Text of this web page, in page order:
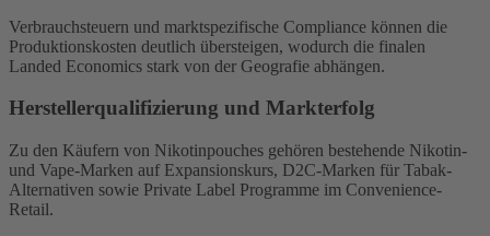
Verbrauchsteuern und marktspezifische Compliance können die
Produktionskosten deutlich übersteigen, wodurch die finalen
Landed Economics stark von der Geografie abhängen.
Herstellerqualifizierung und Markterfolg
Zu den Käufern von Nikotinpouches gehören bestehende Nikotin-
und Vape-Marken auf Expansionskurs, D2C-Marken für Tabak-
Alternativen sowie Private Label Programme im Convenience-
Retail.